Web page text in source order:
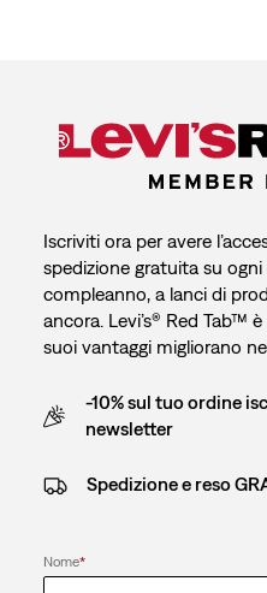
Iscriviti ora per avere
spedizione gratuita su ogni
compleanno, a lanci di
ancora. Levi’s® Red Tab™
suoi vantaggi migliorano
-10% sul tuo ordine
newsletter
Spedizione e reso
Nome*